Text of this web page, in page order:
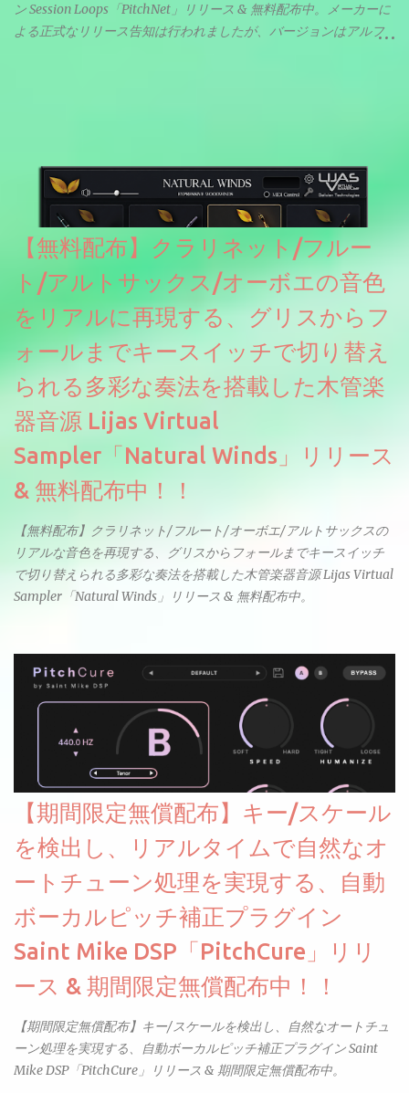
ン Session Loops「PitchNet」リリース & 無料配布中。メーカーに
よる正式なリリース告知は行われましたが、バージョンはアルフ
ソースを元に設計・改良した製品のようです。
【無料配布】クラリネット/フルー
ト/アルトサックス/オーボエの音色
をリアルに再現する、グリスからフ
ォールまでキースイッチで切り替え
られる多彩な奏法を搭載した木管楽
器音源 Lijas Virtual
Sampler「Natural Winds」リリース
& 無料配布中！！
【無料配布】クラリネット/フルート/オーボエ/アルトサックスの
リアルな音色を再現する、グリスからフォールまでキースイッチ
で切り替えられる多彩な奏法を搭載した木管楽器音源 Lijas Virtual
Sampler「Natural Winds」リリース & 無料配布中。
【期間限定無償配布】キー/スケール
を検出し、リアルタイムで自然なオ
ートチューン処理を実現する、自動
ボーカルピッチ補正プラグイン
Saint Mike DSP「PitchCure」リリ
ース & 期間限定無償配布中！！
【期間限定無償配布】キー/スケールを検出し、自然なオートチュ
ーン処理を実現する、自動ボーカルピッチ補正プラグイン Saint
Mike DSP「PitchCure」リリース & 期間限定無償配布中。